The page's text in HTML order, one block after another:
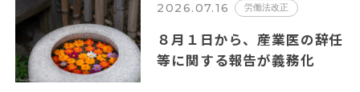
2026.07.16 労働法改正
８月１日から、産業医の辞任
等に関する報告が義務化